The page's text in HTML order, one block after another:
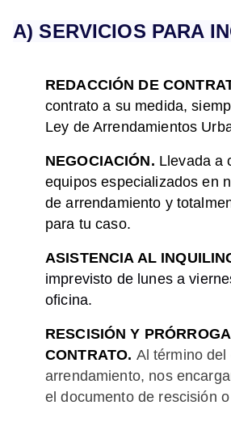
A) SERVICIOS PARA
REDACCIÓN DE
contrato a su medida,
Ley de Arrendamientos
NEGOCIACIÓN. Llevada a
equiposespecializados en
dearrendamiento y
para tu caso.
ASISTENCIA AL
imprevisto de lunes a
oficina.
RESCISIÓN Y
CONTRATO. Al término
arrendamiento, nos
el documento de rescisión